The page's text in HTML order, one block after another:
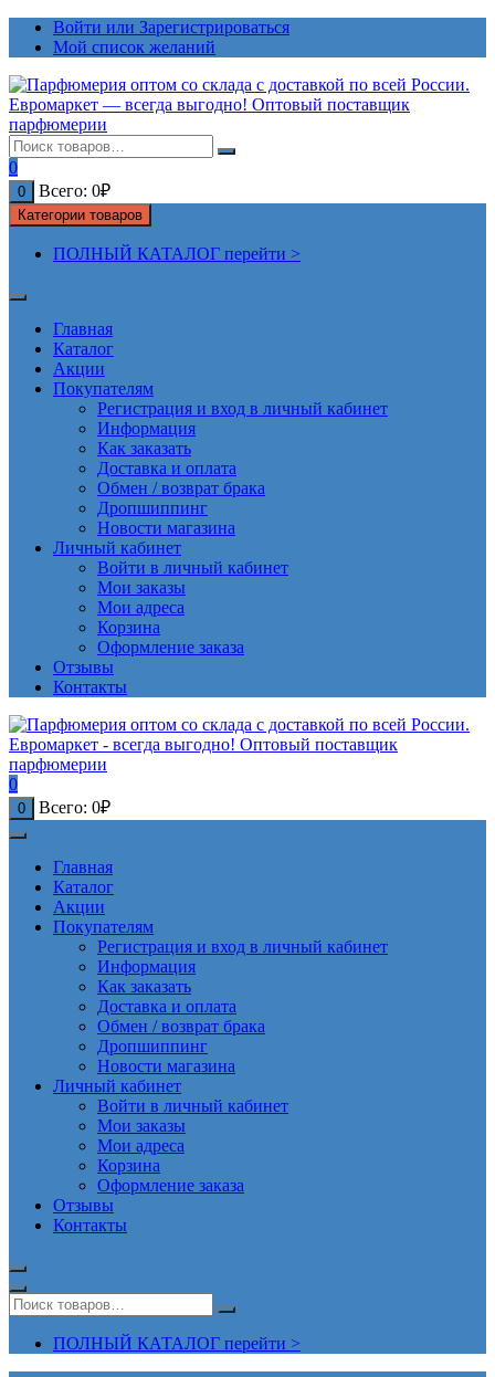
ПерейтиВойти или Зарегистрироваться
Мой список желаний
0
0 Всего: 0₽
Категории товаров
ПОЛНЫЙ КАТАЛОГ перейти >
Главная
Каталог
Акции
Покупателям
Регистрация и вход в личный кабинет
Информация
Как заказать
Доставка и оплата
Обмен / возврат брака
Дропшиппинг
Новости магазина
Личный кабинет
Войти в личный кабинет
Мои заказы
Мои адреса
Корзина
Оформление заказа
Отзывы
Контакты
0
0 Всего: 0₽
Главная
Каталог
Акции
Покупателям
Регистрация и вход в личный кабинет
Информация
Как заказать
Доставка и оплата
Обмен / возврат брака
Дропшиппинг
Новости магазина
Личный кабинет
Войти в личный кабинет
Мои заказы
Мои адреса
Корзина
Оформление заказа
Отзывы
Контакты
ПОЛНЫЙ КАТАЛОГ перейти >